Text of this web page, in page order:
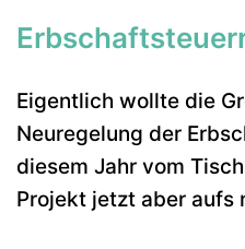
Eigentlich wollte die
Neuregelung der
diesem Jahr vom
Projekt jetzt aber aufs